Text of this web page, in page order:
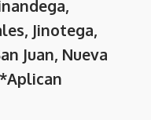
Jinotega,
Juan, Nueva
*Aplican